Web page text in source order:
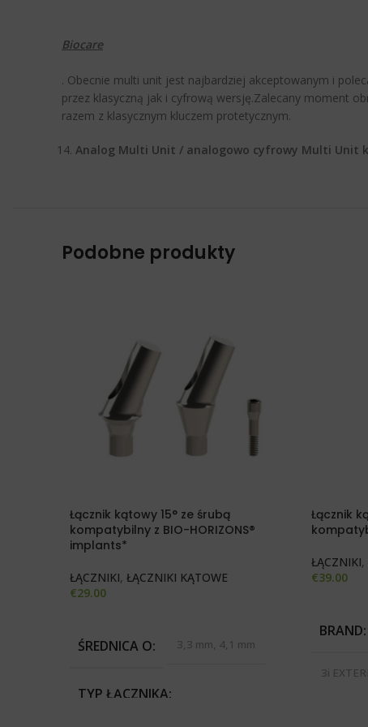
Biocare
. Obecnie multi unit jest najbardziej akceptowanym i
przez klasyczną jak i cyfrową wersję.Zalecany moment
razem z klasycznym kluczem protetycznym.
Analog Multi Unit / analogowo cyfrowy Multi Unit
Podobne produkty
Łącznik kątowy 15° ze śrubą
kompatybilny z BIO-HORIZONS®
implants*
ŁĄCZNIKI, ŁĄCZNIKI KĄTOWE
€29.00
ŚREDNICA O 3,3 mm, 4,1 mm
TYP ŁĄCZNIKA
Łącznik
ŁĄCZNIKI,
€39.00
BRAND
3i